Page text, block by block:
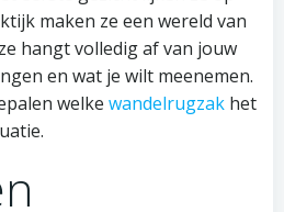
maken ze een wereld van
hangt volledig af van jouw
en wat je wilt meenemen.
welke wandelrugzak het